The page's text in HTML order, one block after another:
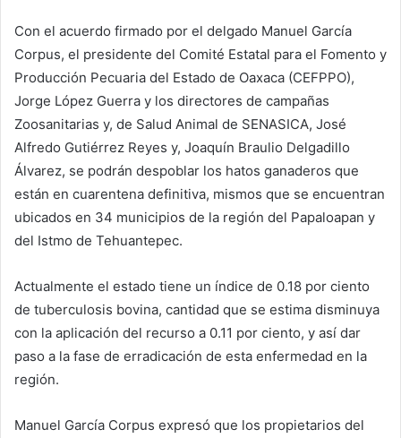
Con el acuerdo firmado por el delgado Manuel García
Corpus, el presidente del Comité Estatal para el Fomento y
Producción Pecuaria del Estado de Oaxaca (CEFPPO),
Jorge López Guerra y los directores de campañas
Zoosanitarias y, de Salud Animal de SENASICA, José
Alfredo Gutiérrez Reyes y, Joaquín Braulio Delgadillo
Álvarez, se podrán despoblar los hatos ganaderos que
están en cuarentena definitiva, mismos que se encuentran
ubicados en 34 municipios de la región del Papaloapan y
del Istmo de Tehuantepec.
Actualmente el estado tiene un índice de 0.18 por ciento
de tuberculosis bovina, cantidad que se estima disminuya
con la aplicación del recurso a 0.11 por ciento, y así dar
paso a la fase de erradicación de esta enfermedad en la
región.
Manuel García Corpus expresó que los propietarios del